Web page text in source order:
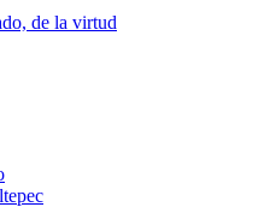
de la virtud